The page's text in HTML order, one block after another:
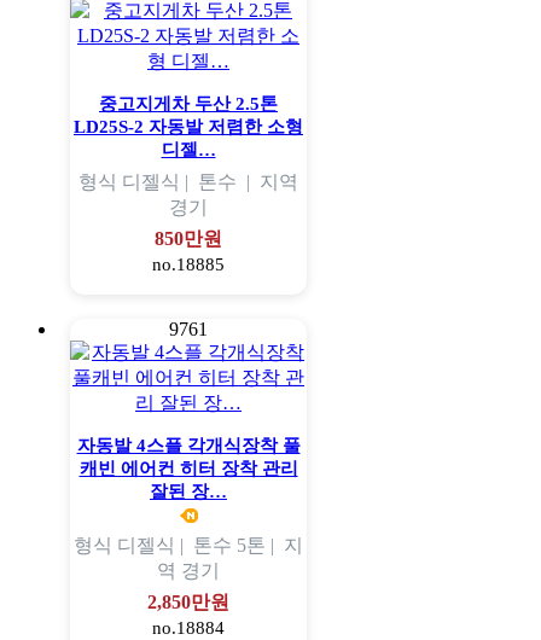
중고지게차 두산 2.5톤
LD25S-2 자동발 저렴한 소형
디젤…
형식 디젤식 | 톤수 | 지역
경기
850만원
no.18885
9761
자동발 4스플 각개식장착 풀
캐빈 에어컨 히터 장착 관리
잘된 장…
형식 디젤식 | 톤수 5톤 | 지
역 경기
2,850만원
no.18884